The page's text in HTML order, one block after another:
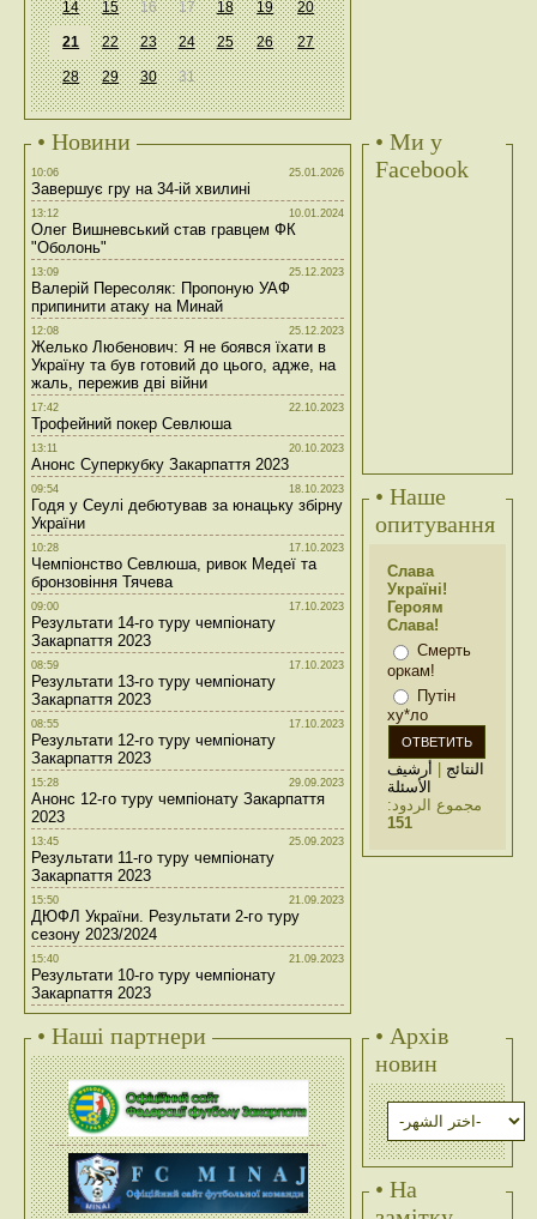
14 15 16 17 18 19 20
21 22 23 24 25 26 27
28 29 30 31
• Новини
10:06 25.01.2026
Завершує гру на 34-ій хвилині
13:12 10.01.2024
Олег Вишневський став гравцем ФК
"Оболонь"
13:09 25.12.2023
Валерій Пересоляк: Пропоную УАФ
припинити атаку на Минай
12:08 25.12.2023
Желько Любенович: Я не боявся їхати в
Україну та був готовий до цього, адже, на
жаль, пережив дві війни
17:42 22.10.2023
Трофейний покер Севлюша
13:11 20.10.2023
Анонс Суперкубку Закарпаття 2023
09:54 18.10.2023
Годя у Сеулі дебютував за юнацьку збірну
України
10:28 17.10.2023
Чемпіонство Севлюша, ривок Медеї та
бронзовіння Тячева
09:00 17.10.2023
Результати 14-го туру чемпіонату
Закарпаття 2023
08:59 17.10.2023
Результати 13-го туру чемпіонату
Закарпаття 2023
08:55 17.10.2023
Результати 12-го туру чемпіонату
Закарпаття 2023
15:28 29.09.2023
Анонс 12-го туру чемпіонату Закарпаття
2023
13:45 25.09.2023
Результати 11-го туру чемпіонату
Закарпаття 2023
15:50 21.09.2023
ДЮФЛ України. Результати 2-го туру
сезону 2023/2024
15:40 21.09.2023
Результати 10-го туру чемпіонату
Закарпаття 2023
• Ми у
Facebook
• Наше
опитування
Слава
Україні!
Героям
Слава!
Смерть
оркам!
Путін
ху*ло
النتائج | أرشيف
الأسئلة
مجموع الردود:
151
• Наші партнери
• Архів
новин
• На